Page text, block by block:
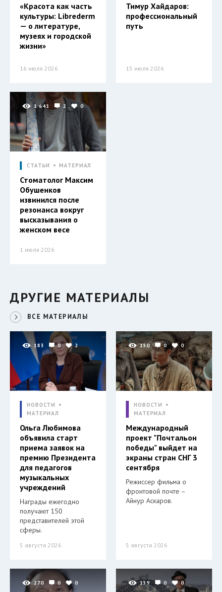
«Красота как часть
культуры: Librederm
— о литературе,
музеях и городской
жизни»
16 июля 2026
Тимур Хайдаров:
профессиональный
путь
15 июля 2026
1 641 2 0
СТАТЬИ МАТЕРИАЛ
Стоматолог Максим
Обушенков
извинился после
резонанса вокруг
высказывания о
женском весе
1 июля 2026
ДРУГИЕ МАТЕРИАЛЫ
ВСЕ МАТЕРИАЛЫ
183 0 2
НОВОСТИ
МАТЕРИАЛ
Ольга Любимова
объявила старт
приема заявок на
премию Президента
для педагогов
музыкальных
учреждений
Награды ежегодно
получают 150
представителей этой
сферы.
5 августа 2026
150 0 0
НОВОСТИ
МАТЕРИАЛ
Международный
проект "Почтальон
победы" выйдет на
экраны стран СНГ 3
сентября
Режиссер фильма о
фронтовой почте –
Айнур Аскаров.
5 августа 2026
270 0 0 159 0 0